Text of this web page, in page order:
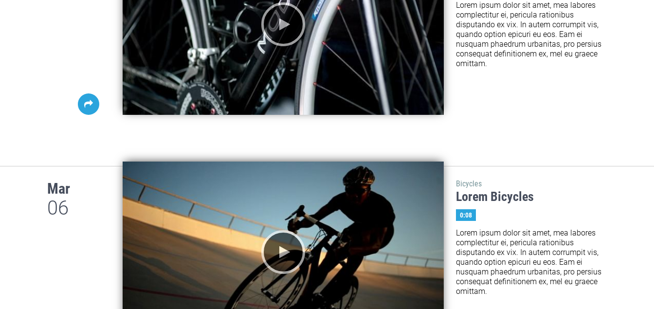
Lorem ipsum dolor sit amet, mea labores
complectitur ei, pericula rationibus
disputando ex vix. In autem corrumpit vis,
quando option epicuri eu eos. Eam ei
nusquam phaedrum urbanitas, pro persius
consequat definitionem ex, mel eu graece
omittam.
Mar
06
Bicycles
Lorem Bicycles
0:08
Lorem ipsum dolor sit amet, mea labores
complectitur ei, pericula rationibus
disputando ex vix. In autem corrumpit vis,
quando option epicuri eu eos. Eam ei
nusquam phaedrum urbanitas, pro persius
consequat definitionem ex, mel eu graece
omittam.